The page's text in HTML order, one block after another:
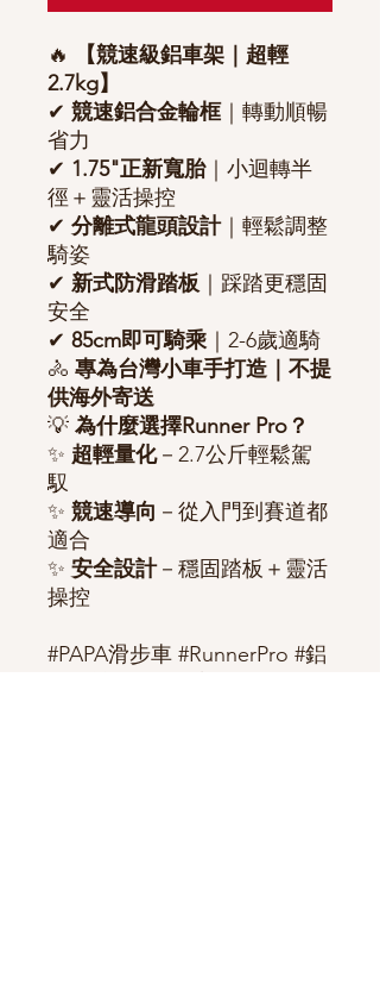
🔥
【競速級鋁車架｜超輕
2.7kg】
✔ 競速鋁合金輪框｜轉動順暢
省力
✔ 1.75"正新寬胎｜小迴轉半
徑＋靈活操控
✔ 分離式龍頭設計｜輕鬆調整
騎姿
✔ 新式防滑踏板 ｜踩踏更穩固
安全
✔ 85cm即可騎乘｜2-6歲適騎
🚴 專為台灣小車手打造｜不提
供海外寄送
💡 為什麼選擇Runner Pro？
✨ 超輕量化－2.7公斤輕鬆駕
馭
✨ 競速導向 －從入門到賽道都
適合
✨ 安全設計－穩固踏板＋靈活
操控
#PAPA滑步車 #RunnerPro #鋁